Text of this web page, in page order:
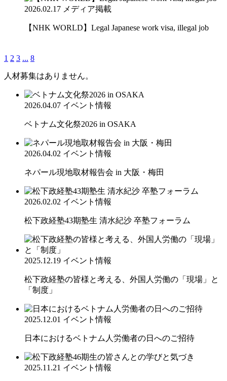
2026.02.17 メディア掲載
【NHK WORLD】Legal Japanese work visa, illegal job
1 2 3 ... 8
人材募集はありません。
2026.04.07 イベント情報
ベトナム文化祭2026 in OSAKA
2026.04.02 イベント情報
ネパール現地取材報告会 in 大阪・梅田
2026.02.02 イベント情報
松下政経塾43期塾生 清水紀沙 卒塾フォーラム
2025.12.19 イベント情報
松下政経塾の皆様と考える、外国人労働の「現場」と
「制度」
2025.12.01 イベント情報
日本におけるベトナム人労働者の日へのご招待
2025.11.21 イベント情報